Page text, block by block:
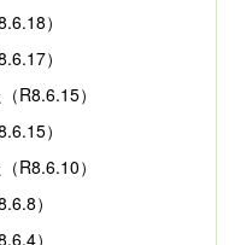
）
）
R8.6.15）
）
R8.6.10）
）
）